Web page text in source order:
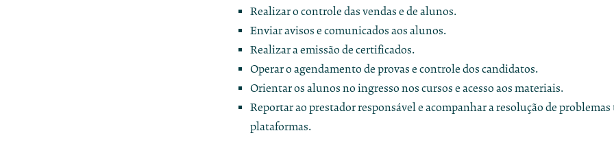
Realizar o controle das vendas e de alunos.
Enviar avisos e comunicados aos alunos.
Realizar a emissão de certificados.
Operar o agendamento de provas e controle dos candidatos.
Orientar os alunos no ingresso nos cursos e acesso aos materiais.
Reportar ao prestador responsável e acompanhar a resolução de problemas
plataformas.